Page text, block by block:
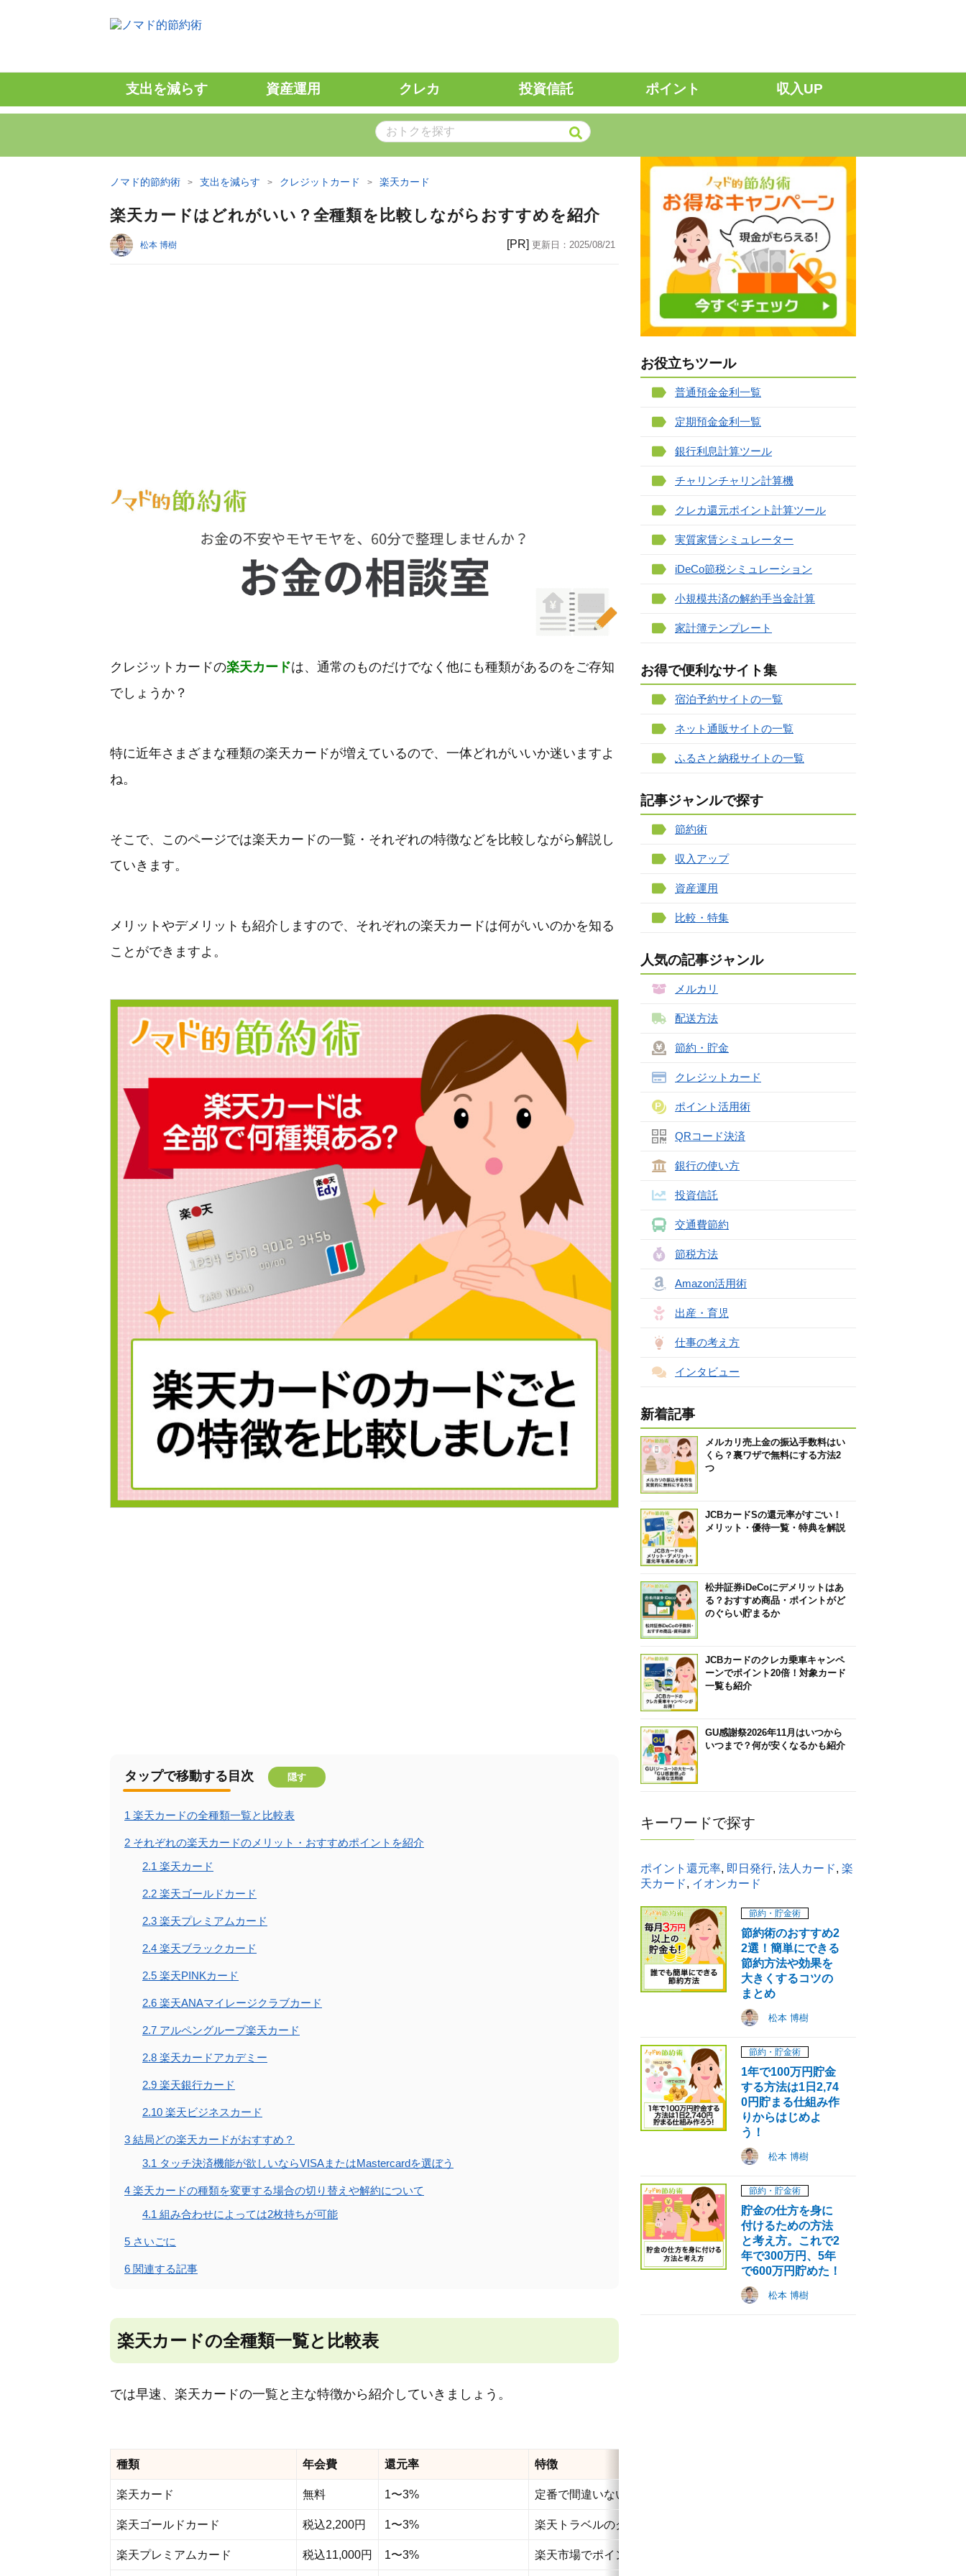
支出を減らす 資産運用 クレカ 投資信託 ポイント 収入UP
ノマド的節約術 支出を減らす クレジットカード 楽天カード
楽天カードはどれがいい？全種類を比較しながらおすすめを紹介
松本 博樹 [PR] 更新日： 2025/08/21
クレジットカードの楽天カードは、通常のものだけでなく他にも種類があるのをご存知
でしょうか？
特に近年さまざまな種類の楽天カードが増えているので、一体どれがいいか迷いますよ
ね。
そこで、このページでは楽天カードの一覧・それぞれの特徴などを比較しながら解説し
ていきます。
メリットやデメリットも紹介しますので、それぞれの楽天カードは何がいいのかを知る
ことができますよ。
タップで移動する目次 隠す
1 楽天カードの全種類一覧と比較表
2 それぞれの楽天カードのメリット・おすすめポイントを紹介
2.1 楽天カード
2.2 楽天ゴールドカード
2.3 楽天プレミアムカード
2.4 楽天ブラックカード
2.5 楽天PINKカード
2.6 楽天ANAマイレージクラブカード
2.7 アルペングループ楽天カード
2.8 楽天カードアカデミー
2.9 楽天銀行カード
2.10 楽天ビジネスカード
3 結局どの楽天カードがおすすめ？
3.1 タッチ決済機能が欲しいならVISAまたはMastercardを選ぼう
4 楽天カードの種類を変更する場合の切り替えや解約について
4.1 組み合わせによっては2枚持ちが可能
5 さいごに
6 関連する記事
楽天カードの全種類一覧と比較表
では早速、楽天カードの一覧と主な特徴から紹介していきましょう。
種類 年会費 還元率 特徴
楽天カード 無料 1〜3% 定番で間違いないカード
楽天ゴールドカード 税込2,200円 1〜3% 楽天トラベルのクーポンが毎月もらえる
楽天プレミアムカード 税込11,000円 1〜3% 楽天市場でポイントを貯めやすい。プライオリティパスが無料で付帯
お役立ちツール
普通預金金利一覧
定期預金金利一覧
銀行利息計算ツール
チャリンチャリン計算機
クレカ還元ポイント計算ツール
実質家賃シミュレーター
iDeCo節税シミュレーション
小規模共済の解約手当金計算
家計簿テンプレート
お得で便利なサイト集
宿泊予約サイトの一覧
ネット通販サイトの一覧
ふるさと納税サイトの一覧
記事ジャンルで探す
節約術
収入アップ
資産運用
比較・特集
人気の記事ジャンル
メルカリ
配送方法
節約・貯金
クレジットカード
ポイント活用術
QRコード決済
銀行の使い方
投資信託
交通費節約
節税方法
Amazon活用術
出産・育児
仕事の考え方
インタビュー
新着記事
メルカリ売上金の振込手数料はい
くら？裏ワザで無料にする方法2
つ
JCBカードSの還元率がすごい！
メリット・優待一覧・特典を解説
松井証券iDeCoにデメリットはあ
る？おすすめ商品・ポイントがど
のぐらい貯まるか
JCBカードのクレカ乗車キャンペ
ーンでポイント20倍！対象カード
一覧も紹介
GU感謝祭2026年11月はいつから
いつまで？何が安くなるかも紹介
キーワードで探す
ポイント還元率, 即日発行, 法人カード, 楽
天カード, イオンカード
節約・貯金術
節約術のおすすめ2
2選！簡単にできる
節約方法や効果を
大きくするコツの
まとめ
松本 博樹
節約・貯金術
1年で100万円貯金
する方法は1日2,74
0円貯まる仕組み作
りからはじめよ
う！
松本 博樹
節約・貯金術
貯金の仕方を身に
付けるための方法
と考え方。これで2
年で300万円、5年
で600万円貯めた！
松本 博樹